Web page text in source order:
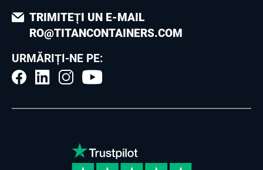
TRIMITEȚI UN E-MAIL
RO@TITANCONTAINERS.COM
URMĂRIȚI-NE PE: